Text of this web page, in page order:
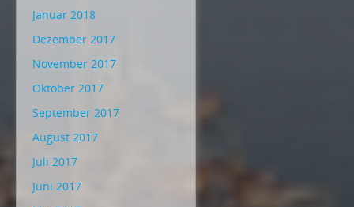
Januar 2018
Dezember 2017
November 2017
Oktober 2017
September 2017
August 2017
Juli 2017
Juni 2017